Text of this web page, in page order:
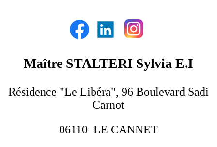
Maître STALTERI Sylvia E.I
Résidence "Le Libéra", 96 Boulevard Sadi
Carnot
06110 LE CANNET